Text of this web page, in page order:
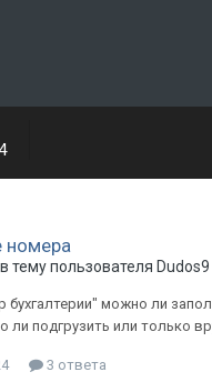
номера
тему пользователя Dudos9
бухгалтерии" можно ли
ли подгрузить или только
3 ответа